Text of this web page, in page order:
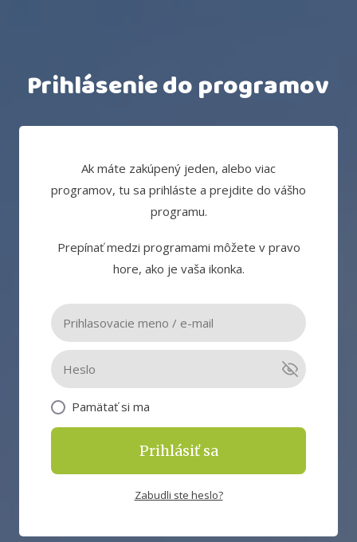
Prihlásenie do programov
Ak máte zakúpený jeden, alebo viac
programov, tu sa prihláste a prejdite do vášho
programu.
Prepínať medzi programami môžete v pravo
hore, ako je vaša ikonka.
Pamätať si ma
Prihlásiť sa
Zabudli ste heslo?